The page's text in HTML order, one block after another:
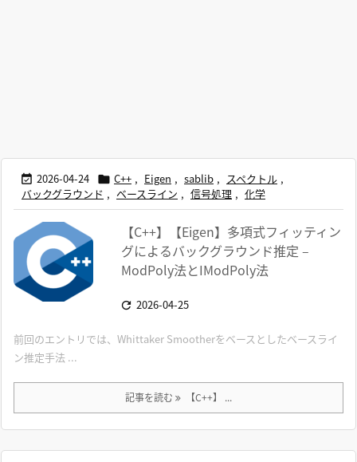
 2026-04-24  C++ , Eigen , sablib , スペクトル ,
バックグラウンド , ベースライン , 信号処理 , 化学
【C++】【Eigen】多項式フィッティン
グによるバックグラウンド推定 –
ModPoly法とIModPoly法
 2026-04-25
前回のエントリでは、Whittaker Smootherをベースとしたベースライ
ン推定手法 ...
記事を読む 【C++】 ...